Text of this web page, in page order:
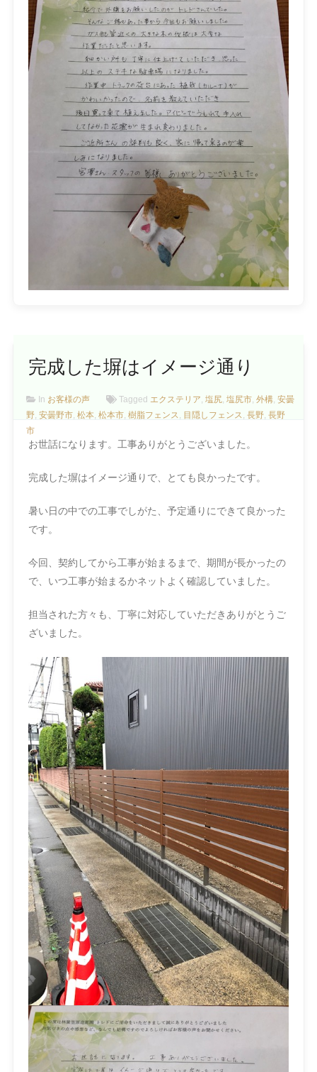
完成した塀はイメージ通り
In お客様の声 Tagged エクステリア, 塩尻, 塩尻市, 外構, 安曇
野, 安曇野市, 松本, 松本市, 樹脂フェンス, 目隠しフェンス, 長野, 長野
市
お世話になります。工事ありがとうございました。
完成した塀はイメージ通りで、とても良かったです。
暑い日の中での工事でしがた、予定通りにできて良かった
です。
今回、契約してから工事が始まるまで、期間が長かったの
で、いつ工事が始まるかネットよく確認していました。
担当された方々も、丁寧に対応していただきありがとうご
ざいました。